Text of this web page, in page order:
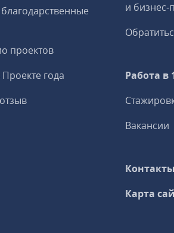
проектов
года
и
Работа в
Вакансии
Контакты
Карта